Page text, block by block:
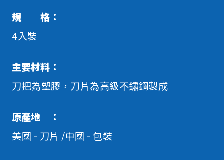
規 格：
4入裝
主要材料：
刀把為塑膠，刀片為高級不鏽鋼製成
原產地 ：
美國 - 刀片 /中國 - 包裝